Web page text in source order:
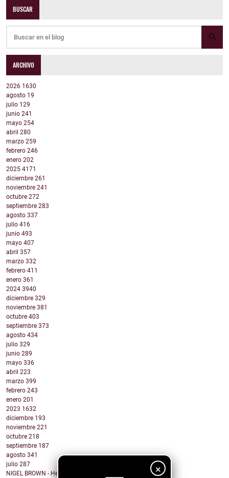
×
BUSCAR
ARCHIVO
2026 1630
agosto 19
julio 129
junio 241
mayo 254
abril 280
marzo 259
febrero 246
enero 202
2025 4171
diciembre 261
noviembre 241
octubre 272
septiembre 283
agosto 337
julio 416
junio 493
mayo 407
abril 357
marzo 332
febrero 411
enero 361
2024 3940
diciembre 329
noviembre 381
octubre 403
septiembre 373
agosto 434
julio 329
junio 289
mayo 336
abril 223
marzo 399
febrero 243
enero 201
2023 1632
diciembre 193
noviembre 221
octubre 218
septiembre 187
agosto 341
julio 287
NIGEL BROWN - Here Comes The Truth